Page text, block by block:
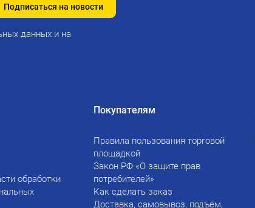
Подписаться на новости
данных и на
обработки
Покупателям
Правила пользования торговой
площадкой
Закон РФ «О защите прав
потребителей»
Как сделать заказ
Доставка, самовывоз, подъём,